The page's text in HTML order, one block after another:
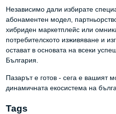
Независимо дали избирате
абонаментен модел,
хибриден маркетплейс или
потребителското изживяване и
остават в основата на всеки
България.
Пазарът е готов - сега е вашият
динамичната екосистема на
Tags